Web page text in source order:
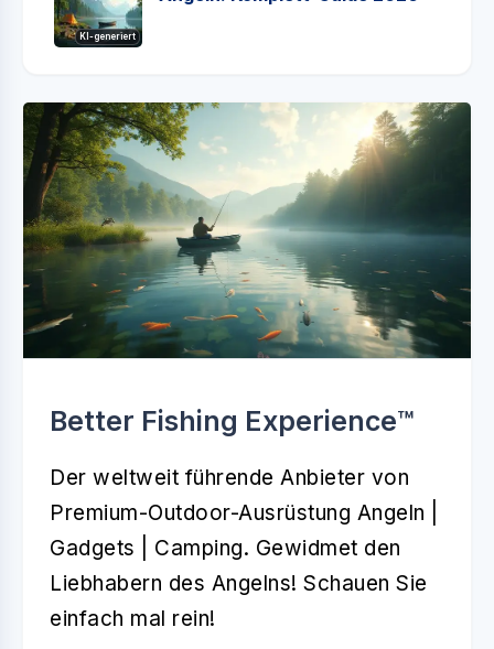
KI-generiert
Better Fishing Experience™️
Der weltweit führende Anbieter von
Premium-Outdoor-Ausrüstung Angeln |
Gadgets | Camping. Gewidmet den
Liebhabern des Angelns! Schauen Sie
einfach mal rein!